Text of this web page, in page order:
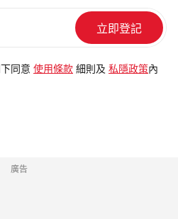
同意 使用條款 細則及 私隱政策 內
廣告